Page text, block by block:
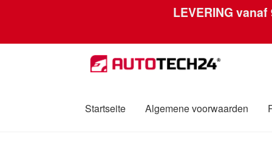
LEVERING vanaf
Ga
door
navigatie
Ga
naar
inhoud
Startseite Algemene voorwaarden